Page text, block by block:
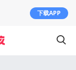
下载APP